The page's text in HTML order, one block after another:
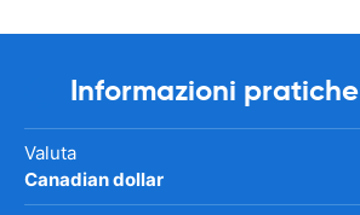
Informazioni pratiche
Valuta
Canadian dollar